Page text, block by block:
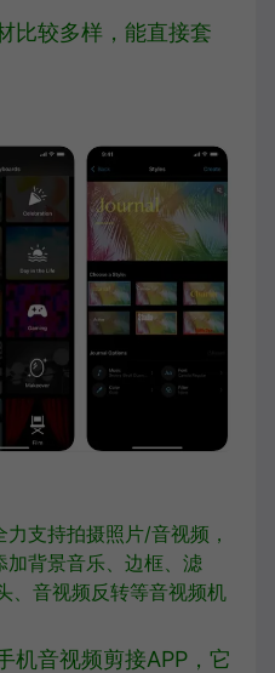
比较多样，能直接套
力支持拍摄照片/音视频，
背景音乐、边框、滤
、音视频反转等音视频机
机音视频剪接APP，它